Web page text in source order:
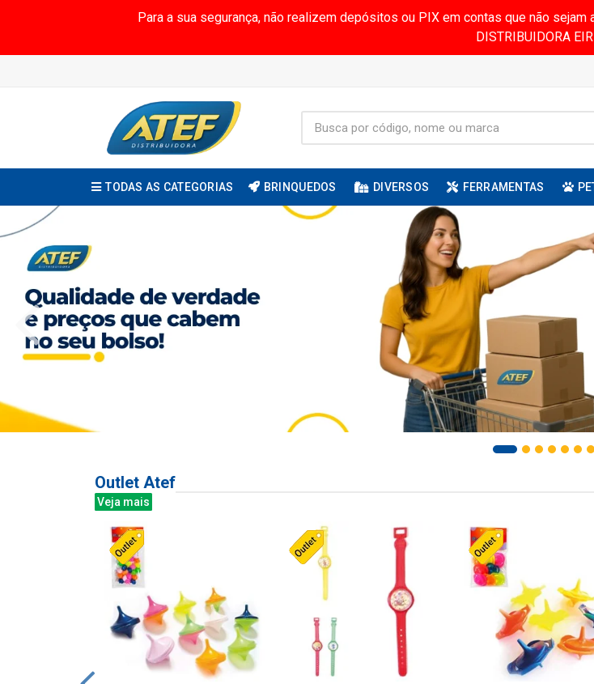
Para a sua segurança, não realizem depósitos ou PIX em contas que não
DISTRIBUIDORA
TODAS AS CATEGORIAS BRINQUEDOS DIVERSOS FERRAMENTAS
Outlet Atef
Veja mais